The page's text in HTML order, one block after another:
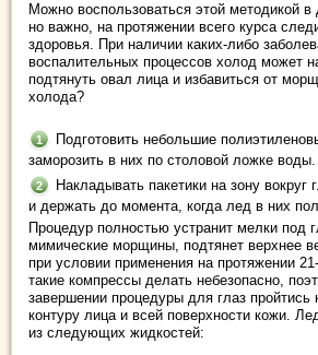
Можно воспользоваться этой методикой
но важно, на протяжении всего курса
здоровья. При наличии каких-либо
воспалительных процессов холод может
подтянуть овал лица и избавиться от
холода?
Подготовить небольшие
заморозить в них по столовой ложке воды.
Накладывать пакетики на зону вокруг
и держать до момента, когда лед в них
Процедур полностью устранит мелки под
мимические морщины, подтянет верхнее
при условии применения на протяжении
такие компрессы делать небезопасно,
завершении процедуры для глаз пройтись
контуру лица и всей поверхности кожи.
из следующих жидкостей: